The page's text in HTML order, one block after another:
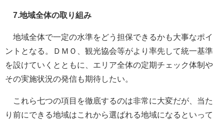
7.地域全体の取り組み
地域全体で一定の水準をどう担保できるかも大事なポイ
ントとなる。ＤＭＯ、観光協会等がより率先して統一基準
を設けていくとともに、エリア全体の定期チェック体制や
その実施状況の発信も期待したい。
これら七つの項目を徹底するのは非常に大変だが、当た
り前にできる地域はこれから選ばれる地域になるといって